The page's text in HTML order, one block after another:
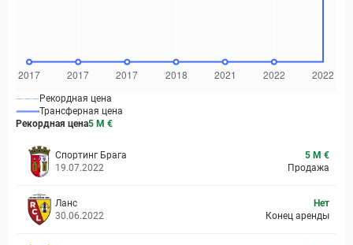
Рекордная цена
Трансферная цена
Рекордная цена5 M €
Спортинг Брага
19.07.2022
5 M €
Продажа
Ланс
30.06.2022
Нет
Конец аренды